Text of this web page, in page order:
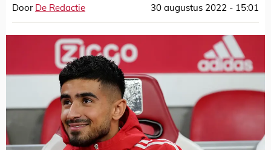
Door De Redactie 30 augustus 2022 - 15:01